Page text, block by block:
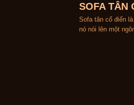
SOFA TÂN
Sofa tân cổ điển
nó nói lên một